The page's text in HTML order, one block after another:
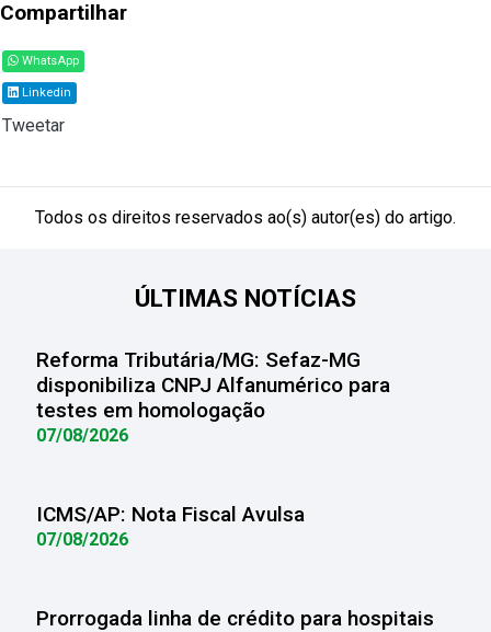
Compartilhar
WhatsApp
Linkedin
Tweetar
Todos os direitos reservados ao(s) autor(es) do artigo.
ÚLTIMAS NOTÍCIAS
Reforma Tributária/MG: Sefaz-MG
disponibiliza CNPJ Alfanumérico para
testes em homologação
07/08/2026
ICMS/AP: Nota Fiscal Avulsa
07/08/2026
Prorrogada linha de crédito para hospitais